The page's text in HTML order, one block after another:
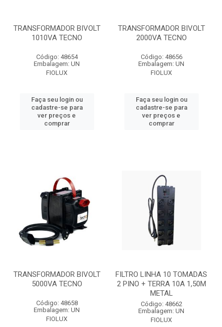
TRANSFORMADOR BIVOLT
1010VA TECNO
Código: 48654
Embalagem: UN
FIOLUX
Faça seu login ou
cadastre-se para
ver preços e
comprar
TRANSFORMADOR BIVOLT
2000VA TECNO
Código: 48656
Embalagem: UN
FIOLUX
Faça seu login ou
cadastre-se para
ver preços e
comprar
TRANSFORMADOR BIVOLT
5000VA TECNO
Código: 48658
Embalagem: UN
FIOLUX
FILTRO LINHA 10 TOMADAS
2 PINO + TERRA 10A 1,50M
METAL
Código: 48662
Embalagem: UN
FIOLUX